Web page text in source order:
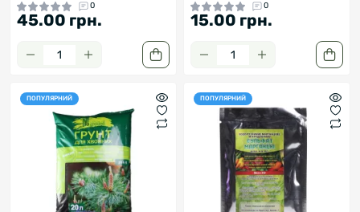
0
45.00 грн.
0
15.00 грн.
ПОПУЛЯРНИЙ ПОПУЛЯРНИЙ